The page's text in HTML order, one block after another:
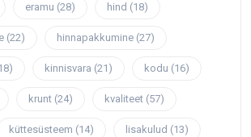
eramu (28) hind (18)
(22) hinnapakkumine (27)
kinnisvara (21) kodu (16)
krunt (24) kvaliteet (57)
küttesüsteem (14) lisakulud (13)